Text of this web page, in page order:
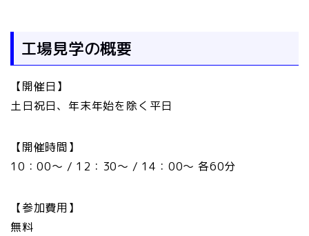
工場見学の概要
【開催日】
土日祝日、年末年始を除く平日
【開催時間】
10：00～ / 12：30～ / 14：00～ 各60分
【参加費用】
無料